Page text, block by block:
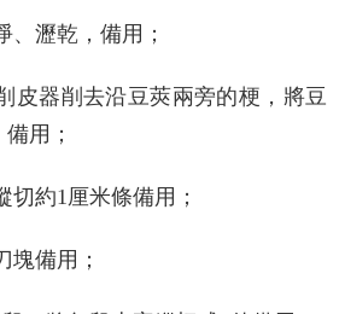
、瀝乾，備用；
皮器削去沿豆莢兩旁的梗，將豆
用；
切約1厘米條備用；
塊備用；